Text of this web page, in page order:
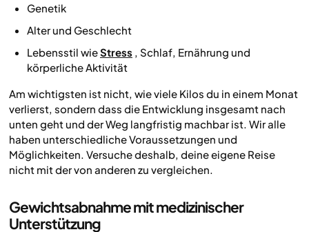
Genetik
Alter und Geschlecht
Lebensstil wieStress , Schlaf, Ernährung und
körperliche Aktivität
Am wichtigsten ist nicht, wie viele Kilos du in einem Monat
verlierst, sondern dass die Entwicklung insgesamt nach
unten geht und der Weg langfristig machbar ist. Wir alle
haben unterschiedliche Voraussetzungen und
Möglichkeiten. Versuche deshalb, deine eigene Reise
nicht mit der von anderen zu vergleichen.
Gewichtsabnahme mit medizinischer
Unterstützung